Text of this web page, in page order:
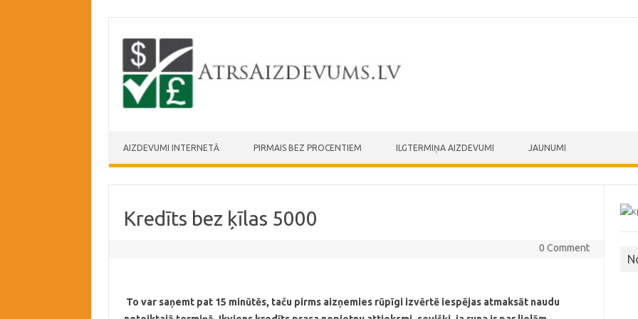
AIZDEVUMI INTERNETĀ PIRMAIS BEZ PROCENTIEM ILGTERMIŅA AIZDEVUMI JAUNUMI
Kredīts bez ķīlas 5000
0 Comment
To var saņemt pat 15 minūtēs, taču pirms aizņemies rūpīgi izvērtē iespējas atmaksāt naudu